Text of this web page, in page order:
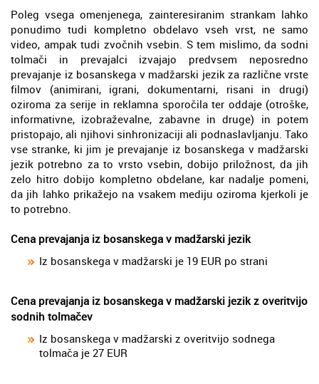
Poleg vsega omenjenega, zainteresiranim strankam lahko
ponudimo tudi kompletno obdelavo vseh vrst, ne samo
video, ampak tudi zvočnih vsebin. S tem mislimo, da sodni
tolmači in prevajalci izvajajo predvsem neposredno
prevajanje iz bosanskega v madžarski jezik za različne vrste
filmov (animirani, igrani, dokumentarni, risani in drugi)
oziroma za serije in reklamna sporočila ter oddaje (otroške,
informativne, izobraževalne, zabavne in druge) in potem
pristopajo, ali njihovi sinhronizaciji ali podnaslavljanju. Tako
vse stranke, ki jim je prevajanje iz bosanskega v madžarski
jezik potrebno za to vrsto vsebin, dobijo priložnost, da jih
zelo hitro dobijo kompletno obdelane, kar nadalje pomeni,
da jih lahko prikažejo na vsakem mediju oziroma kjerkoli je
to potrebno.
Cena prevajanja iz bosanskega v madžarski jezik
Iz bosanskega v madžarski je 19 EUR po strani
Cena prevajanja iz bosanskega v madžarski jezik z overitvijo
sodnih tolmačev
Iz bosanskega v madžarski z overitvijo sodnega
tolmača je 27 EUR